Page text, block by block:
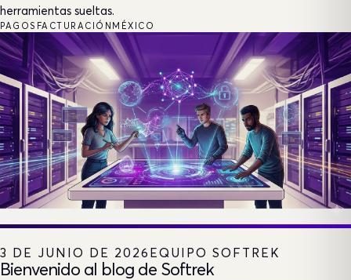
herramientas sueltas.
PAGOS FACTURACIÓN MÉXICO
3 DE JUNIO DE 2026 EQUIPO SOFTREK
Bienvenido al blog de Softrek